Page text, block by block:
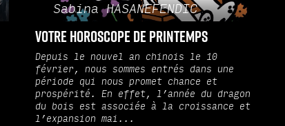
Sabina HASANEFENDIC
Votre horoscope de Printemps
Depuis le nouvel an chinois le 10
février, nous sommes entrés dans une
période qui nous promet chance et
prospérité. En effet, l’année du dragon
du bois est associée à la croissance et
l’expansion mai...